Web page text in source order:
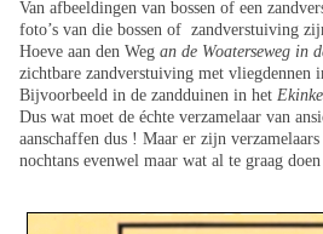
Van afbeeldingen van bossen of een
foto’s van die bossen of zandverstuiving
Hoeve aan den Weg an de Woaterseweg in
zichtbare zandverstuiving met vliegdennen
Bijvoorbeeld in de zandduinen in het
Dus wat moet de échte verzamelaar van
aanschaffen dus ! Maar er zijn
nochtans evenwel maar wat al te graag